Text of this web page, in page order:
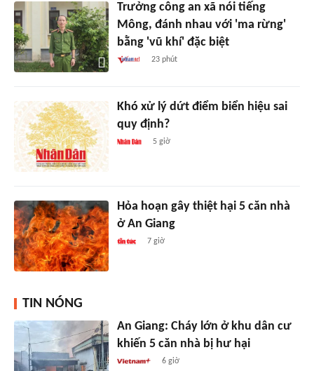
Trưởng công an xã nói tiếng
Mông, đánh nhau với 'ma rừng'
bằng 'vũ khí' đặc biệt
23 phút
Khó xử lý dứt điểm biển hiệu sai
quy định?
5 giờ
Hỏa hoạn gây thiệt hại 5 căn nhà
ở An Giang
7 giờ
TIN NÓNG
An Giang: Cháy lớn ở khu dân cư
khiến 5 căn nhà bị hư hại
6 giờ